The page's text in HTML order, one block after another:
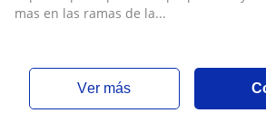
interesados en estudiar en la
mas en las ramas de la...
ver más